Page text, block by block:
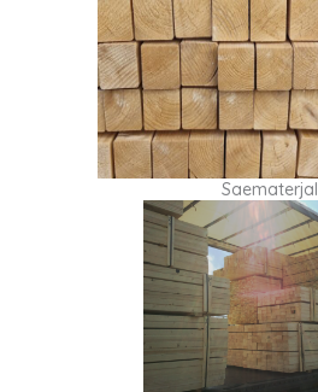
Saematerjal